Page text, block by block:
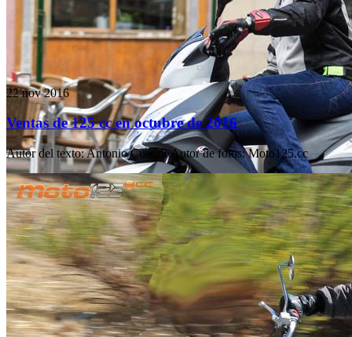
22 nov 2016
Ventas de 125 cc en octubre de 2016
Autor del texto:Antonio Cuadra·Autor de fotos: Moto125.cc